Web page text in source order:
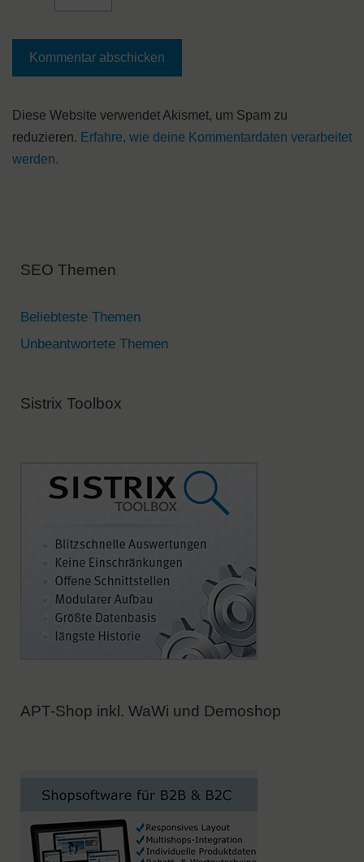
A
l
t
Diese Website verwendet Akismet, um Spam zu
reduzieren. Erfahre, wie deine Kommentardaten verarbeitet
werden.
SEO Themen
Beliebteste Themen
Unbeantwortete Themen
Sistrix Toolbox
APT-Shop inkl. WaWi und Demoshop